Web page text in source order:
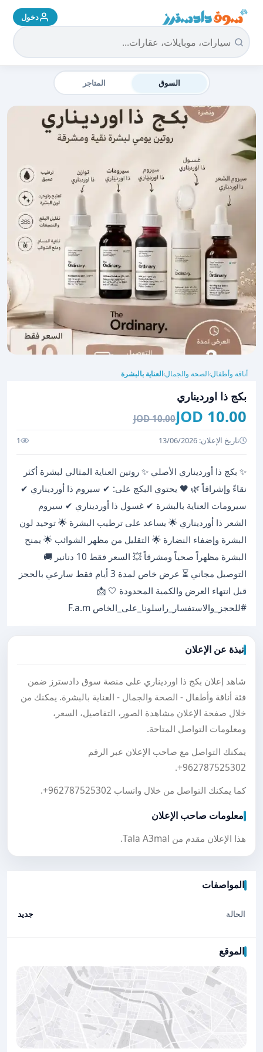
سوق دادسترز الرئيسية دخول
السوق المتاجر
أناقة وأطفال›الصحة والجمال›العناية بالبشرة
بكج ذا اورديناري
10.00 JOD
10.00 JOD
تاريخ الإعلان: 13/06/2026 1
✨ بكج ذا أورديناري الأصلي ✨ روتين العناية المثالي لبشرة أكثر
نقاءً وإشراقاً 🌿 🖤 يحتوي البكج على: ✔ سيروم ذا أورديناري ✔
سيرومات العناية بالبشرة ✔ غسول ذا أورديناري ✔ سيروم
الشعر ذا أورديناري 🌟 يساعد على ترطيب البشرة 🌟 توحيد لون
البشرة وإضفاء النضارة 🌟 التقليل من مظهر الشوائب 🌟 يمنح
البشرة مظهراً صحياً ومشرقاً 💥 السعر فقط 10 دنانير 🚚
التوصيل مجاني ⏳ عرض خاص لمدة 3 أيام فقط سارعي بالحجز
قبل انتهاء العرض والكمية المحدودة 🤍 📩
#للحجز_والاستفسار_راسلونا_على_الخاص F.a.m
نبذة عن الإعلان
شاهد إعلان بكج ذا اورديناري على منصة سوق دادسترز ضمن
فئة أناقة وأطفال - الصحة والجمال - العناية بالبشرة. يمكنك من
خلال صفحة الإعلان مشاهدة الصور، التفاصيل، السعر،
ومعلومات التواصل المتاحة.
يمكنك التواصل مع صاحب الإعلان عبر الرقم
+962787525302
.
كما يمكنك التواصل من خلال واتساب +962787525302
.
معلومات صاحب الإعلان
هذا الإعلان مقدم من Tala A3mal.
المواصفات
الحالة جديد
الموقع